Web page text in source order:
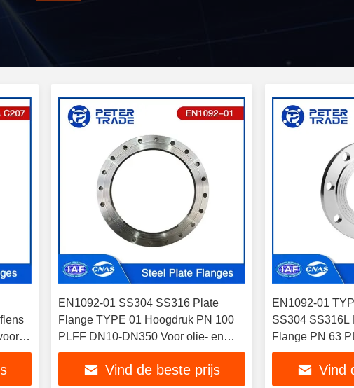
EN1092-01 SS304 SS316 Plate
Flange TYPE 01 Hoogdruk PN 100
PLFF DN10-DN350 Voor olie- en
gasleidingen
Vind de beste prijs
EN1092-01
SS304 SS316L
Flange PN 63
Vind